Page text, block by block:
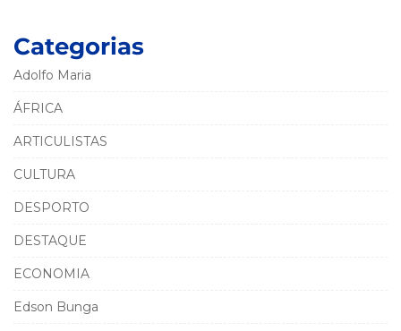
Categorias
Adolfo Maria
ÁFRICA
ARTICULISTAS
CULTURA
DESPORTO
DESTAQUE
ECONOMIA
Edson Bunga